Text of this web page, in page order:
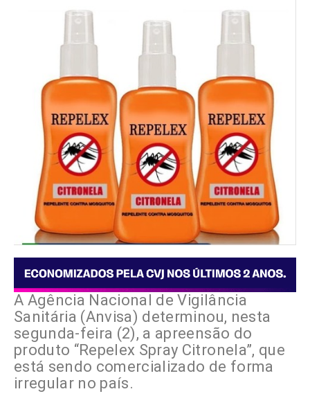
A Agência Nacional de Vigilância
Sanitária (Anvisa) determinou, nesta
segunda-feira (2), a apreensão do
produto “Repelex Spray Citronela”, que
está sendo comercializado de forma
irregular no país.